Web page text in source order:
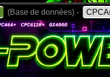
(Base de données) -